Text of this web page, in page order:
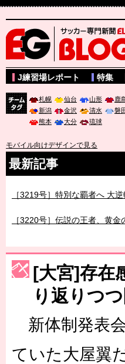
サッカー専門新聞ELGOLAZO web版
J練習場レポート 特集
札幌 仙台 山形 鹿
新潟
金沢 清水 磐
熊本
大分 琉球
モバイル向けデザインで見る
最新記事
［3230号］世界一への夢は終
［3223号］一丸。日本出陣
［3222号］史上最大のW杯開
[大宮]存在
り返りつ
新体制発表
ていた大屋翼